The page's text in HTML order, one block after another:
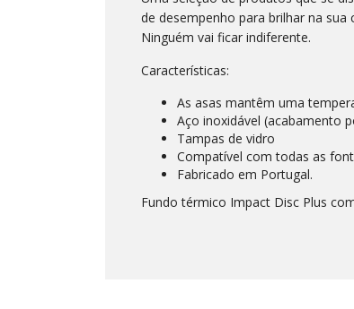
de desempenho para brilhar na sua
Ninguém vai ficar indiferente.
Características:
As asas mantêm uma
Aço inoxidável (acabamento
Tampas de vidro
Compatível com todas as
Fabricado em Portugal.
Fundo térmico Impact Disc Plus